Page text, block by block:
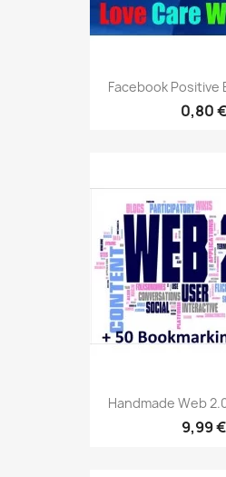
Facebook Positive
0,80 €
Handmade Web
9,99 €